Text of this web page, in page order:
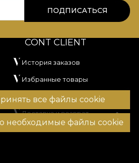
все файлы cookie
необходимые файлы cookie
ПОДПИСАТЬСЯ
CONT CLIENT
История заказов
Избранные товары
Способы оплаты
Доставка и возврат